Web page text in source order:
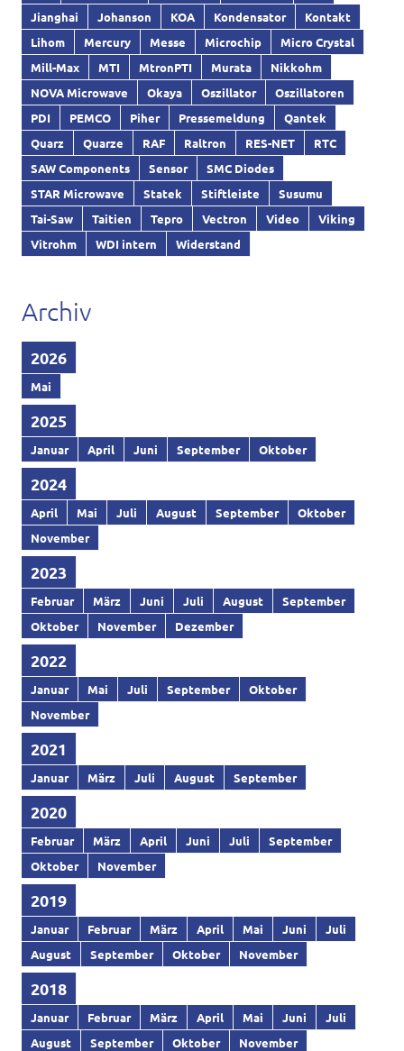
Jianghai
Johanson KOA Kondensator
Kontakt
Lihom
Mercury Messe Microchip
Micro Crystal
Mill-Max
MTI MtronPTI Murata
Nikkohm
NOVA Microwave
Okaya Oszillator
Oszillatoren
PDI
PEMCO Piher Pressemeldung
Qantek
Quarz
Quarze RAF Raltron RES-NET
RTC
SAW Components
Sensor
SMC Diodes
STAR Microwave
Statek Stiftleiste
Susumu
Tai-Saw
Taitien Tepro Vectron Video
Viking
Vitrohm
WDI intern Widerstand
Archiv
2026
Mai
2025
Januar April Juni September Oktober
2024
April Mai Juli August September
Oktober
November
2023
Februar März Juni Juli August
September
Oktober
November Dezember
2022
Januar Mai Juli September
Oktober
November
2021
Januar März Juli August September
2020
Februar März April Juni Juli
September
Oktober
November
2019
Januar Februar März April Mai Juni
Juli
August
September Oktober November
2018
Januar Februar März April Mai Juni
Juli
August
September Oktober
November